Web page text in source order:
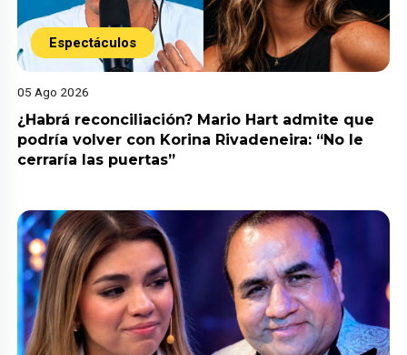
Espectáculos
05 Ago 2026
¿Habrá reconciliación? Mario Hart admite que
podría volver con Korina Rivadeneira: “No le
cerraría las puertas”